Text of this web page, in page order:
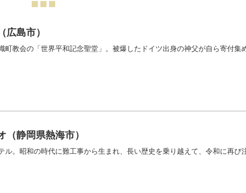
広島市）
町教会の「世界平和記念聖堂」。被爆したドイツ出身の神父が自ら寄付集
（静岡県熱海市）
ル。昭和の時代に難工事から生まれ、長い歴史を乗り越えて、令和に再び